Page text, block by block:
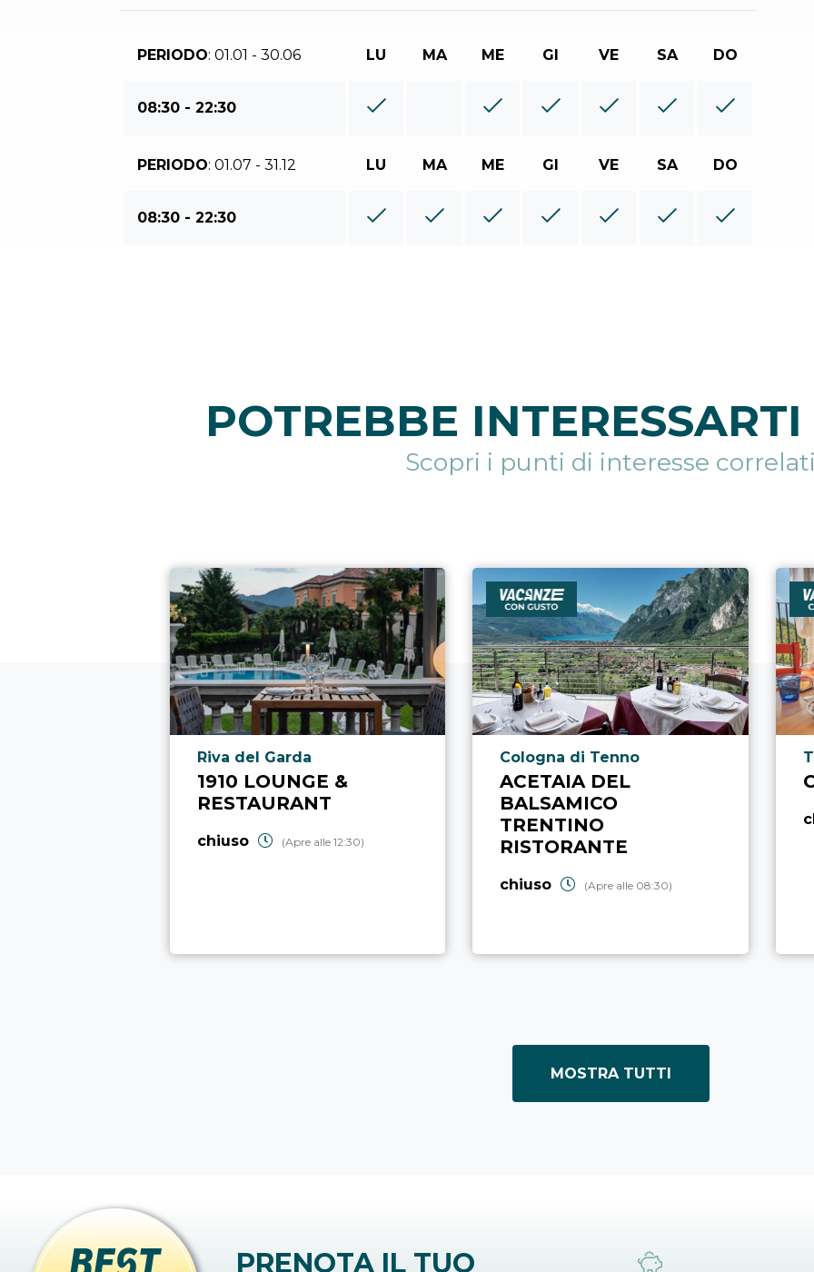
PERIODO: 01.01 - 30.06 LU MA ME GI VE SA DO
08:30 - 22:30
PERIODO: 01.07 - 31.12 LU MA ME GI VE SA DO
08:30 - 22:30
POTREBBE
Scopri i punti di interesse correlati
Località punto di interesse
Riva del Garda
1910 LOUNGE &
RESTAURANT
chiuso (Apre alle 12:30)
Località punto di interesse
Cologna di Tenno
ACETAIA DEL
BALSAMICO
TRENTINO
RISTORANTE
chiuso (Apre alle 08:30)
MOSTRA TUTTI
PRENOTA IL TUO